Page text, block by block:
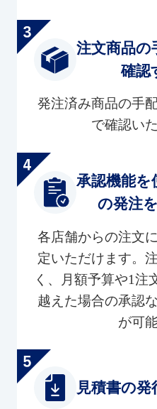
注文商品の
確認
発注済み商品の手
で確認い
承認機能を
の発注
各店舗からの注文
定いただけます。
く、月額予算や1注
越えた場合の承認
が可
見積書の発